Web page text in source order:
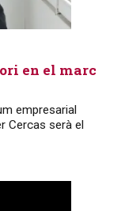
en el marc
empresarial
Cercas serà el